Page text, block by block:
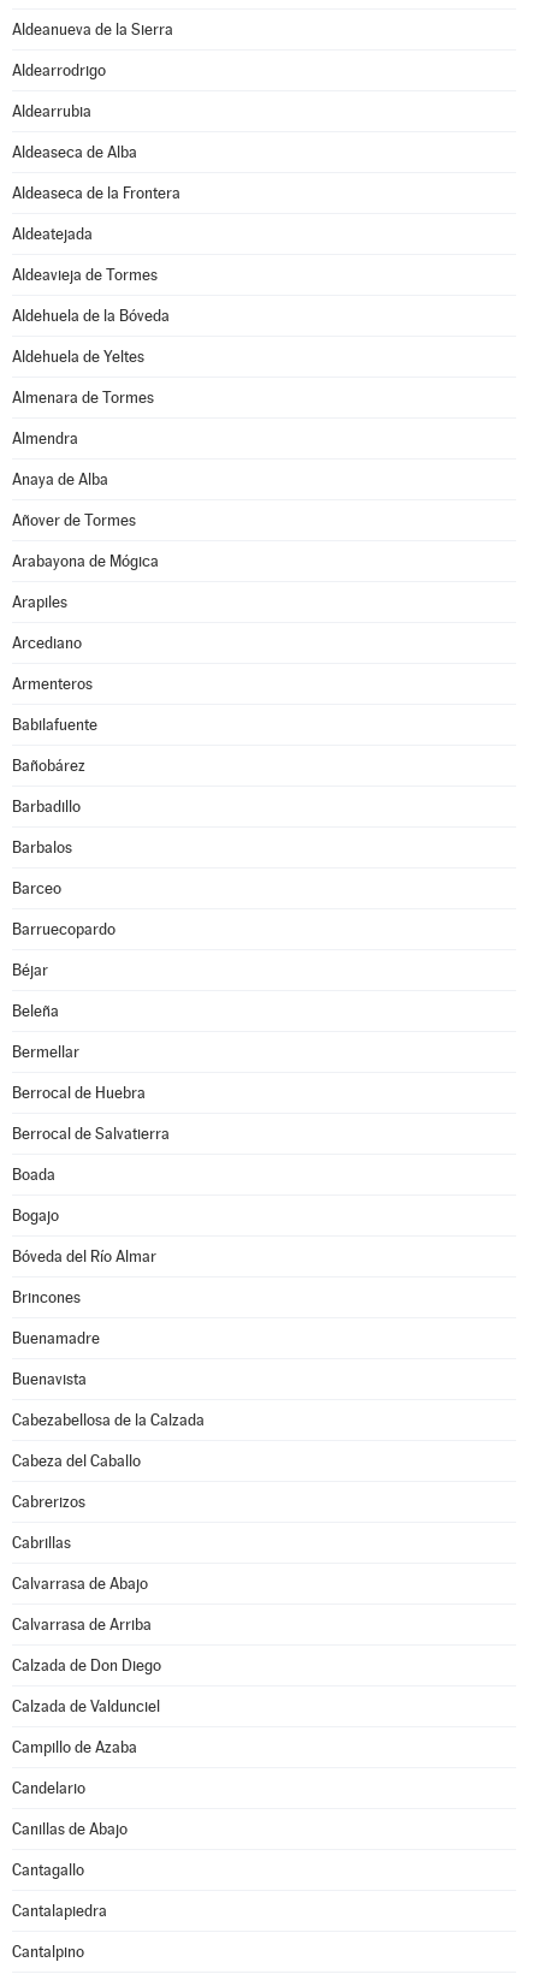
Aldeanueva de la Sierra
Aldearrodrigo
Aldearrubia
Aldeaseca de Alba
Aldeaseca de la Frontera
Aldeatejada
Aldeavieja de Tormes
Aldehuela de la Bóveda
Aldehuela de Yeltes
Almenara de Tormes
Almendra
Anaya de Alba
Añover de Tormes
Arabayona de Mógica
Arapiles
Arcediano
Armenteros
Babilafuente
Bañobárez
Barbadillo
Barbalos
Barceo
Barruecopardo
Béjar
Beleña
Bermellar
Berrocal de Huebra
Berrocal de Salvatierra
Boada
Bogajo
Bóveda del Río Almar
Brincones
Buenamadre
Buenavista
Cabezabellosa de la Calzada
Cabeza del Caballo
Cabrerizos
Cabrillas
Calvarrasa de Abajo
Calvarrasa de Arriba
Calzada de Don Diego
Calzada de Valdunciel
Campillo de Azaba
Candelario
Canillas de Abajo
Cantagallo
Cantalapiedra
Cantalpino